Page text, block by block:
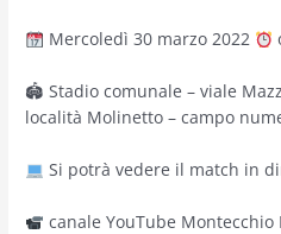
Mercoledì 30 marzo 2022
🏟 Stadio comunale – viale
località Molinetto – campo
Si potrà vedere il match in
canale YouTube Montecchio